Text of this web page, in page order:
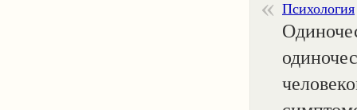
Психология